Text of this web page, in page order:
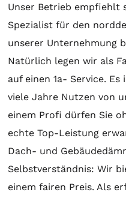
Unser Betrieb empfiehlt
Spezialist für den
unserer Unternehmung
Natürlich legen wir als
auf einen 1a- Service.
viele Jahre Nutzen von
einem Profi dürfen Sie
echte Top-Leistung
Dach- und
Selbstverständnis: Wir
einem fairen Preis. Als